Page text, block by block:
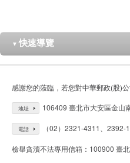
▼ 快速導覽
感謝您的蒞臨，若您對中華郵政(股)
地址 106409 臺北市大安區金山
電話 （02）2321-4311、
檢舉貪瀆不法專用信箱：100900 臺